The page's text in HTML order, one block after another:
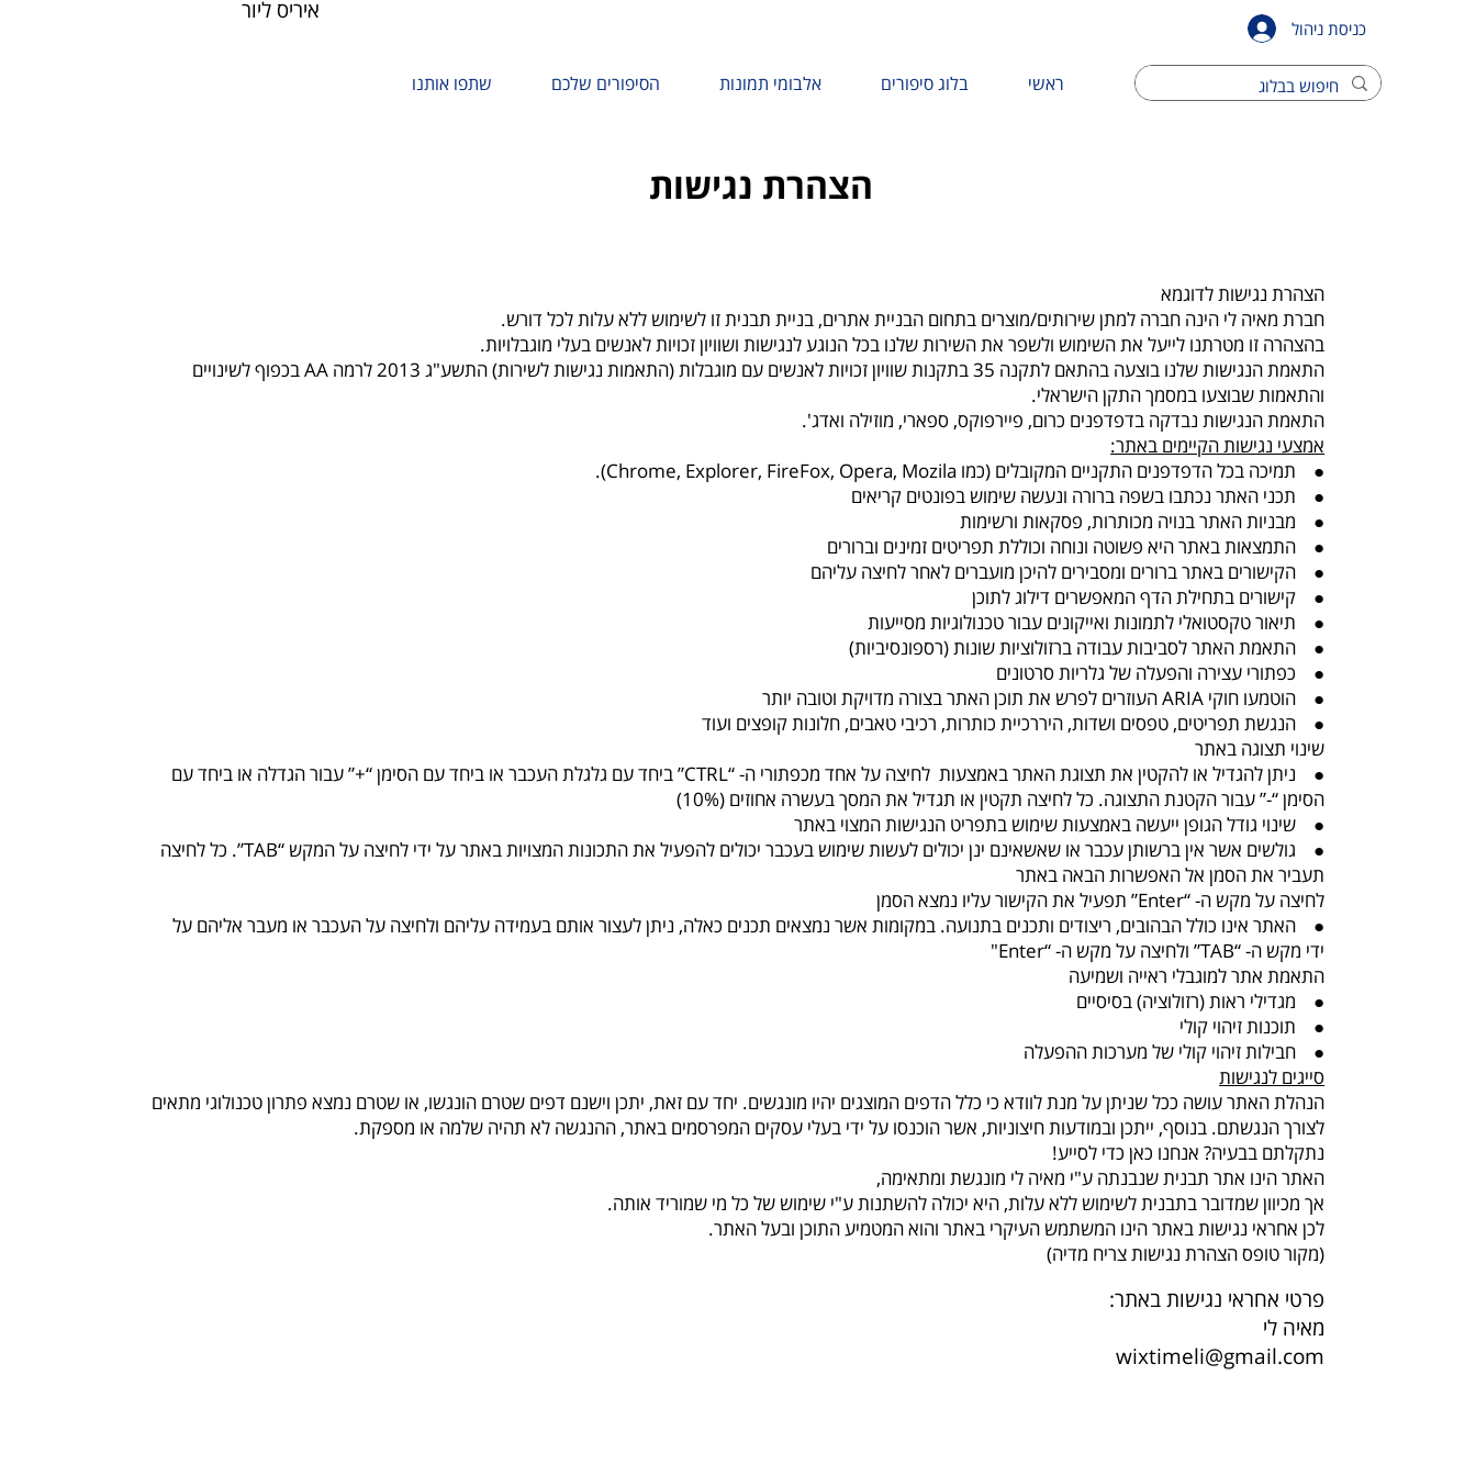
ראשי בלוג סיפורים אלבומי תמונות הסיפורים שלכם שתפו אותנו
איריס ליור
כניסת ניהול
הצהרת נגישות
הצהרת נגישות לדוגמא
חברת מאיה לי הינה חברה למתן שירותים/מוצרים בתחום הבניית אתרים, בניית תבנית זו לשימוש ללא עלות לכל דורש.
בהצהרה זו מטרתנו לייעל את השימוש ולשפר את השירות שלנו בכל הנוגע לנגישות ושוויון זכויות לאנשים בעלי מוגבלויות.
התאמת הנגישות שלנו בוצעה בהתאם לתקנה 35 בתקנות שוויון זכויות לאנשים עם מוגבלות (התאמות נגישות לשירות) התשע"ג 2013 לרמה AA בכפוף לשינויים
והתאמות שבוצעו במסמך התקן הישראלי.
התאמת הנגישות נבדקה בדפדפנים כרום, פיירפוקס, ספארי, מוזילה ואדג'.
אמצעי נגישות הקיימים באתר:
● תמיכה בכל הדפדפנים התקניים המקובלים (כמו Chrome, Explorer, FireFox, Opera, Mozila).
● תכני האתר נכתבו בשפה ברורה ונעשה שימוש בפונטים קריאים
● מבניות האתר בנויה מכותרות, פסקאות ורשימות
● התמצאות באתר היא פשוטה ונוחה וכוללת תפריטים זמינים וברורים
● הקישורים באתר ברורים ומסבירים להיכן מועברים לאחר לחיצה עליהם
● קישורים בתחילת הדף המאפשרים דילוג לתוכן
● תיאור טקסטואלי לתמונות ואייקונים עבור טכנולוגיות מסייעות
● התאמת האתר לסביבות עבודה ברזולוציות שונות (רספונסיביות)
● כפתורי עצירה והפעלה של גלריות סרטונים
● הוטמעו חוקי ARIA העוזרים לפרש את תוכן האתר בצורה מדויקת וטובה יותר
● הנגשת תפריטים, טפסים ושדות, היררכיית כותרות, רכיבי טאבים, חלונות קופצים ועוד
שינוי תצוגה באתר
● ניתן להגדיל או להקטין את תצוגת האתר באמצעות לחיצה על אחד מכפתורי ה- “CTRL” ביחד עם גלגלת העכבר או ביחד עם הסימן “+” עבור הגדלה או ביחד עם
הסימן “-” עבור הקטנת התצוגה. כל לחיצה תקטין או תגדיל את המסך בעשרה אחוזים (10%)
● שינוי גודל הגופן ייעשה באמצעות שימוש בתפריט הנגישות המצוי באתר
● גולשים אשר אין ברשותן עכבר או שאשאינם ינן יכולים לעשות שימוש בעכבר יכולים להפעיל את התכונות המצויות באתר על ידי לחיצה על המקש “TAB”. כל לחיצה
תעביר את הסמן אל האפשרות הבאה באתר
לחיצה על מקש ה- “Enter” תפעיל את הקישור עליו נמצא הסמן
● האתר אינו כולל הבהובים, ריצודים ותכנים בתנועה. במקומות אשר נמצאים תכנים כאלה, ניתן לעצור אותם בעמידה עליהם ולחיצה על העכבר או מעבר אליהם על
ידי מקש ה- “TAB” ולחיצה על מקש ה- “Enter"
התאמת אתר למוגבלי ראייה ושמיעה
● מגדילי ראות (רזולוציה) בסיסיים
● תוכנות זיהוי קולי
● חבילות זיהוי קולי של מערכות ההפעלה
סייגים לנגישות
הנהלת האתר עושה ככל שניתן על מנת לוודא כי כלל הדפים המוצגים יהיו מונגשים. יחד עם זאת, יתכן וישנם דפים שטרם הונגשו, או שטרם נמצא פתרון טכנולוגי מתאים
לצורך הנגשתם. בנוסף, ייתכן ובמודעות חיצוניות, אשר הוכנסו על ידי בעלי עסקים המפרסמים באתר, ההנגשה לא תהיה שלמה או מספקת.
נתקלתם בבעיה? אנחנו כאן כדי לסייע!
האתר הינו אתר תבנית שנבנתה ע"י מאיה לי מונגשת ומתאימה,
אך מכיוון שמדובר בתבנית לשימוש ללא עלות, היא יכולה להשתנות ע"י שימוש של כל מי שמוריד אותה.
לכן אחראי נגישות באתר הינו המשתמש העיקרי באתר והוא המטמיע התוכן ובעל האתר.
(מקור טופס הצהרת נגישות צריח מדיה)
פרטי אחראי נגישות באתר:
מאיה לי
wixtimeli@gmail.com